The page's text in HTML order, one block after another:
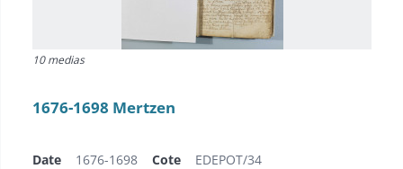
10 medias
1676-1698 Mertzen
Date 1676-1698 Cote EDEPOT/34